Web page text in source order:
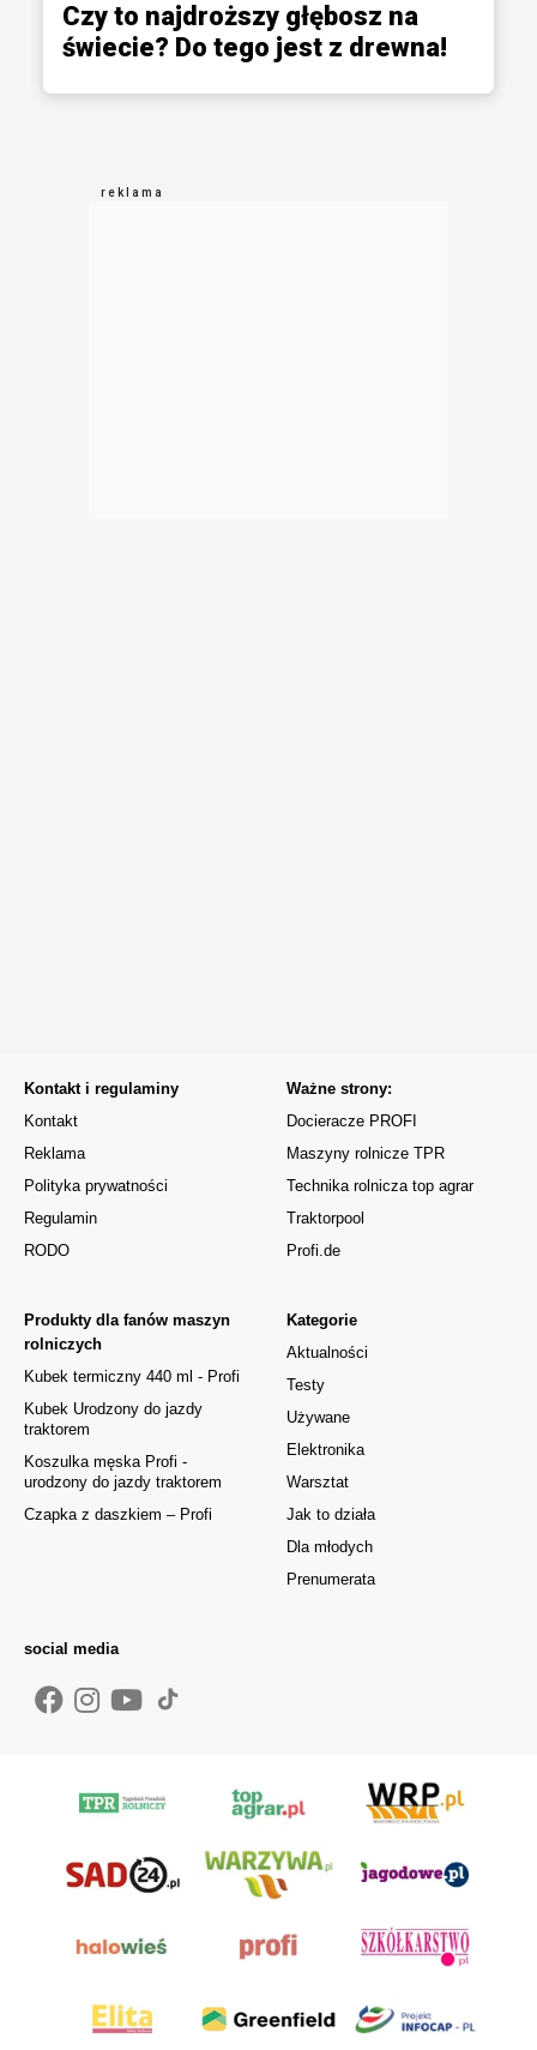
Czy to najdroższy głębosz na
świecie? Do tego jest z drewna!
Kontakt i regulaminy
Kontakt
Reklama
Polityka prywatności
Regulamin
RODO
Kategorie
Aktualności
Testy
Używane
Elektronika
Warsztat
Jak to działa
Dla młodych
Prenumerata
Produkty dla fanów maszyn
rolniczych
Kubek termiczny 440 ml - Profi
Kubek Urodzony do jazdy
traktorem
Koszulka męska Profi -
urodzony do jazdy traktorem
Czapka z daszkiem – Profi
Ważne strony:
Docieracze PROFI
Maszyny rolnicze TPR
Technika rolnicza top agrar
Traktorpool
Profi.de
social media